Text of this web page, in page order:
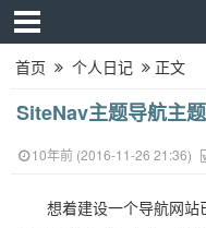
首页 个人日记 正文
SiteNav主题导航主
10年前 (2016-11-26 21:36)
想着建设一个导航网